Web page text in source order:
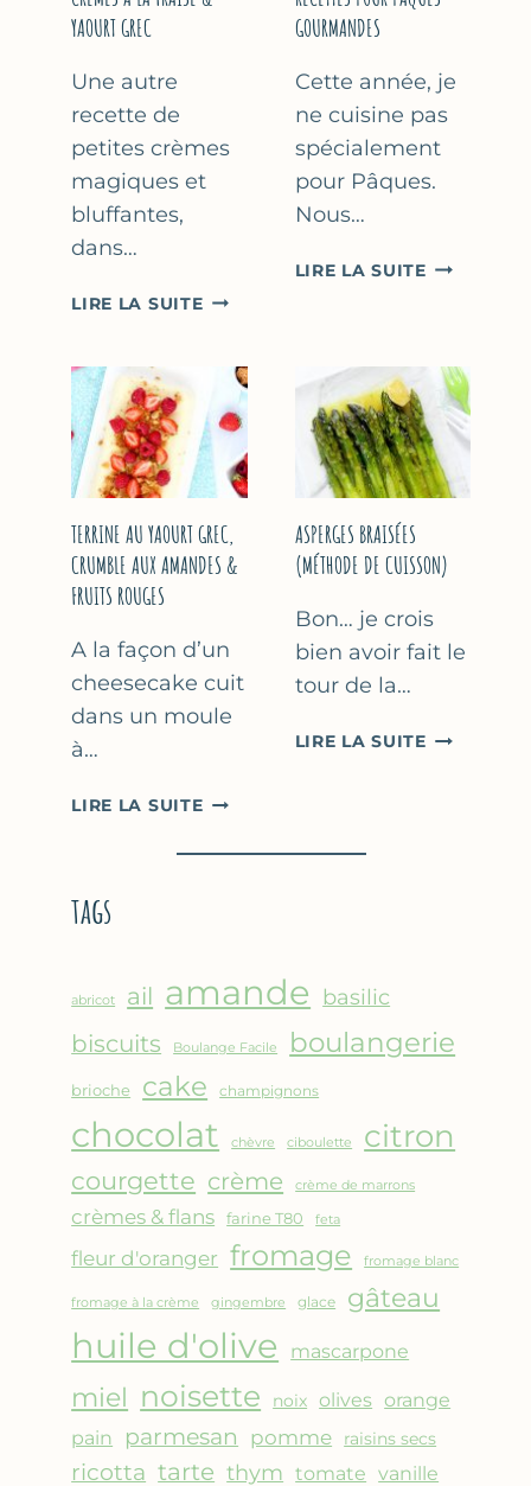
YAOURT GREC
Une autre
recette de
petites crèmes
magiques et
bluffantes,
dans…
LIRE LA SUITECRÈMES
FRAISE
YAOURT
GREC
GOURMANDES
Cette année, je
ne cuisine pas
spécialement
pour Pâques.
Nous…
LIRE LA SUITERECETTES
TERRINE AU YAOURT GREC,
CRUMBLE AUX AMANDES &
FRUITS ROUGES
A la façon d’un
cheesecake cuit
dans un moule
à…
LIRE LA SUITETERRINE
YAOURT
&
ROUGES
ASPERGES BRAISÉES
(MÉTHODE DE CUISSON)
Bon… je crois
bien avoir fait le
tour de la…
LIRE LA SUITEASPERGES
tags
abricot ail amande basilic
biscuits Boulange Facile boulangerie
brioche cake champignons
chocolat chèvre ciboulette citron
courgette crème crème de marrons
crèmes & flans farine T80 feta
fleur d'oranger fromage fromage blanc
fromage à la crème gingembre glace gâteau
huile d'olive mascarpone
miel noisette noix olives orange
pain
parmesan pomme raisins secs
ricotta tarte thym tomate vanille